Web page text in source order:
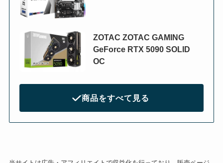
ZOTAC ZOTAC GAMING
GeForce RTX 5090 SOLID
OC
商品をすべて見る